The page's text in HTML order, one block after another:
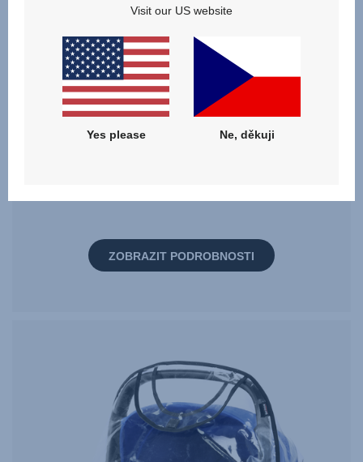
ZOBRAZIT PODROBNOSTI
Visit our US website
Yes please Ne, děkuji